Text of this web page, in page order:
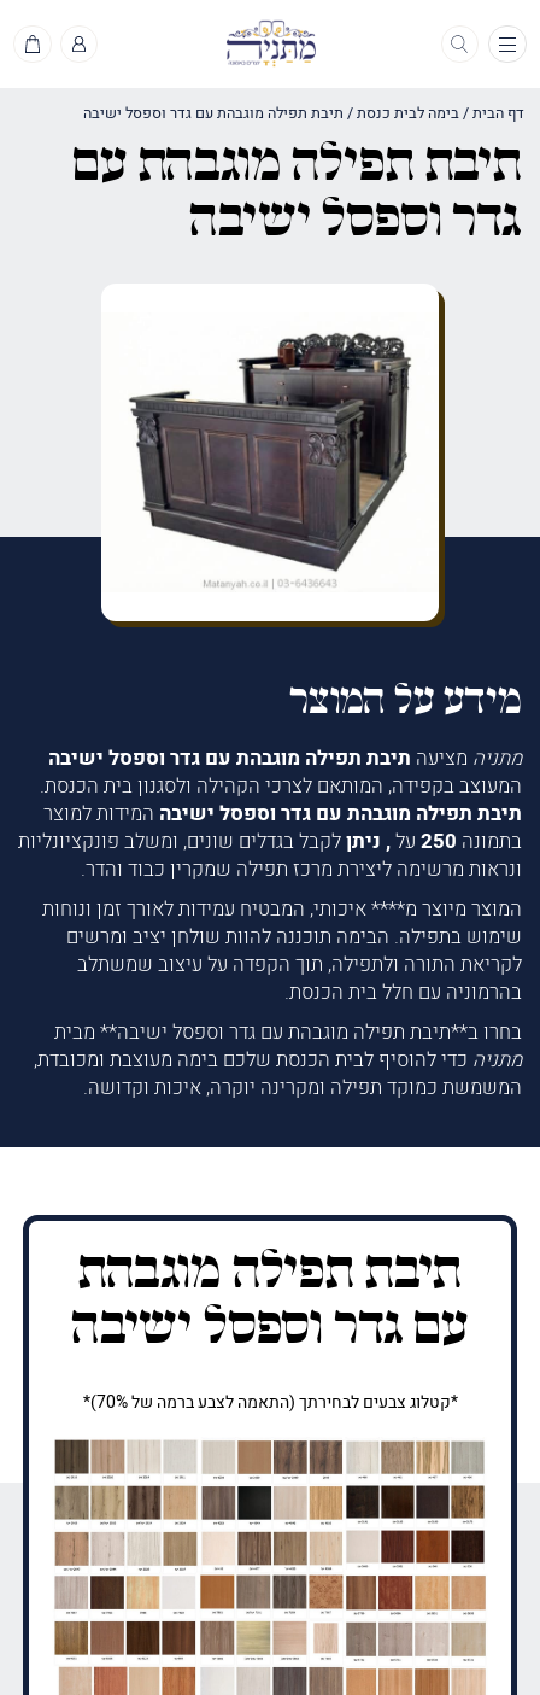
תפריט
דף הבית/בימה לבית כנסת/ תיבת תפילה מוגבהת עם גדר וספסל ישיבה
תיבת תפילה מוגבהת עם
גדר וספסל ישיבה
מידע על המוצר
מתניה מציעה תיבת תפילה מוגבהת עם גדר וספסל ישיבה
המעוצב בקפידה, המותאם לצרכי הקהילה ולסגנון בית הכנסת.
תיבת תפילה מוגבהת עם גדר וספסל ישיבה המידות למוצר
בתמונה 250 על, ניתןלקבל בגדלים שונים, ומשלב פונקציונליות
ונראות מרשימה ליצירת מרכז תפילה שמקרין כבוד והדר.
המוצר מיוצר מ**** איכותי, המבטיח עמידות לאורך זמן ונוחות
שימוש בתפילה. הבימה תוכננה להוות שולחן יציב ומרשים
לקריאת התורה ולתפילה, תוך הקפדה על עיצוב שמשתלב
בהרמוניה עם חלל בית הכנסת.
בחרו ב**תיבת תפילה מוגבהת עם גדר וספסל ישיבה** מבית
מתניה כדי להוסיף לבית הכנסת שלכם בימה מעוצבת ומכובדת,
המשמשת כמוקד תפילה ומקרינה יוקרה, איכות וקדושה.
תיבת תפילה מוגבהת
עם גדר וספסל ישיבה
*קטלוג צבעים לבחירתך (התאמה לצבע ברמה של 70%)*